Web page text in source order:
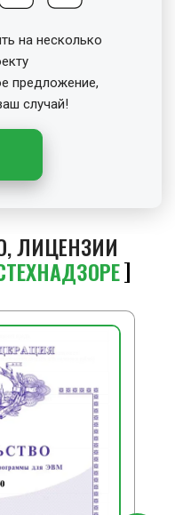
на несколько
предложение,
случай!
ЛИЦЕНЗИИ